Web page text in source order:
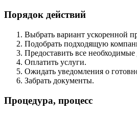
Порядок действий
Выбрать вариант ускоренной
Подобрать подходящую
Предоставить все
Оплатить услуги.
Ожидать уведомления о
Забрать документы.
Процедура, процесс